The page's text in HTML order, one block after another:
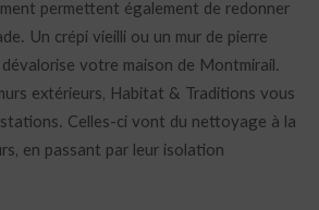
permettent également de redonner
Un crépi vieilli ou un mur de pierre
votre maison de Montmirail.
extérieurs, Habitat & Traditions vous
Celles-ci vont du nettoyage à la
en passant par leur isolation